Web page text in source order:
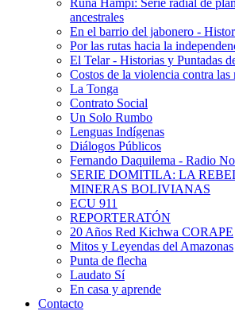
Runa Hampi: Serie radial de
ancestrales
En el barrio del jabonero -
Por las rutas hacia la
El Telar - Historias y Puntadas
Costos de la violencia contra las
La Tonga
Contrato Social
Un Solo Rumbo
Lenguas Indígenas
Diálogos Públicos
Fernando Daquilema - Radio
SERIE DOMITILA: LA
MINERAS BOLIVIANAS
ECU 911
REPORTERATÓN
20 Años Red Kichwa CORAPE
Mitos y Leyendas del Amazonas
Punta de flecha
Laudato Sí
En casa y aprende
Contacto